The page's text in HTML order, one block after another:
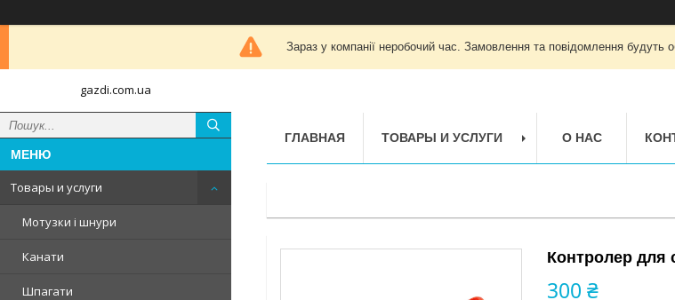
Зараз у компанії неробочий час. Замовлення та повідомлення будуть
gazdi.com.ua
Товары и услуги
Мотузки і шнури
Канати
Шпагати
ГЛАВНАЯ ТОВАРЫ И УСЛУГИ О НАС
Контролер для
300 ₴